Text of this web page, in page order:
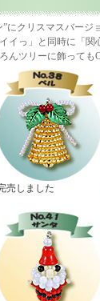
にクリスマスバージ
イっ」と同時に「関
んツリーに飾っても
売しました